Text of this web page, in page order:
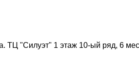
ТЦ "Силуэт" 1 этаж 10-ый ряд, 6